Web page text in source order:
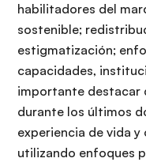
habilitadores del
sostenible;
estigmatización;
capacidades,
importante destacar
durante los últimos
experiencia de vida
utilizando enfoques